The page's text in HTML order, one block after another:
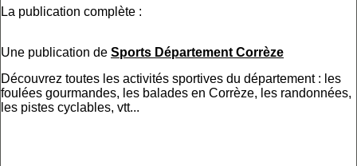
La publication complète :
Une publication de Sports Département Corrèze
Découvrez toutes les activités sportives du département : les
foulées gourmandes, les balades en Corrèze, les randonnées,
les pistes cyclables, vtt...